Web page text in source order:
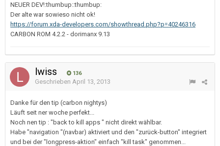
NEUER DEV!:thumbup::thumbup:
Der alte war sowieso nicht ok!
https://forum.xda-developers.com/showthread.php?p=40246316
CARBON ROM 4.2.2 - dorimanx 9.13
lwiss 136
Geschrieben April 13, 2013
Danke für den tip (carbon nightys)
Läuft seit ner woche perfekt...
Noch nen tip : "back to kill apps " nicht direkt wählbar.
Habe "navigation "(navbar) aktiviert und den "zurück-button" integriert
und bei der "longpress-aktion" einfach "kill task" genommen...